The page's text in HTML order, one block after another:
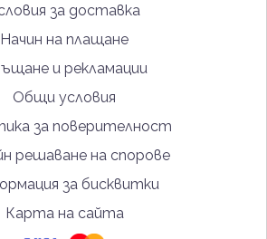
за доставка
Начин на плащане
и рекламации
Общи условия
за поверителност
решаване на спорове
за бисквитки
Карта на сайта